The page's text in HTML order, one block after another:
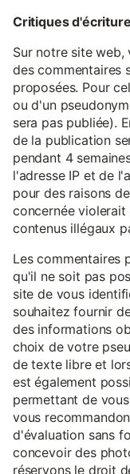
Critiques d'écriture
Sur notre site web,
des commentaires
proposées. Pour
ou d'un
sera pas publiée).
de la publication
pendant 4
l'adresse IP et de
pour des raisons
concernée
contenus illégaux
Les commentaires
qu'il ne soit pas
site de vous
souhaitez fournir
des informations
choix de votre
de texte libre et
est également
permettant de
vous
d'évaluation sans
concevoir des
réservons le droit